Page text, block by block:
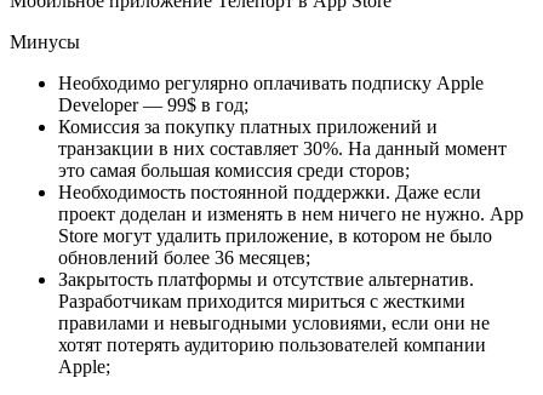
Минусы
Необходимо регулярно оплачивать подписку Apple
Developer — 99$ в год;
Комиссия за покупку платных приложений и
транзакции в них составляет 30%. На данный момент
это самая большая комиссия среди сторов;
Необходимость постоянной поддержки. Даже если
проект доделан и изменять в нем ничего не нужно. App
Store могут удалить приложение, в котором не было
обновлений более 36 месяцев;
Закрытость платформы и отсутствие альтернатив.
Разработчикам приходится мириться с жесткими
правилами и невыгодными условиями, если они не
хотят потерять аудиторию пользователей компании
Apple;